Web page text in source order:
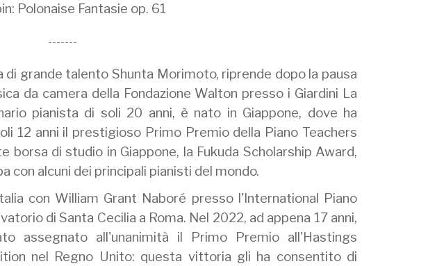
Polonaise Fantasie op. 61
-------
grande talento Shunta Morimoto, riprende dopo la pausa
da camera della Fondazione Walton presso i Giardini La
pianista di soli 20 anni, è nato in Giappone, dove ha
12 anni il prestigioso Primo Premio della Piano Teachers
borsa di studio in Giappone, la Fukuda Scholarship Award,
con alcuni dei principali pianisti del mondo.
con William Grant Naboré presso l'International Piano
di Santa Cecilia a Roma. Nel 2022, ad appena 17 anni,
all'unanimità il Primo Premio all'Hastings
nel Regno Unito: questa vittoria gli ha consentito di